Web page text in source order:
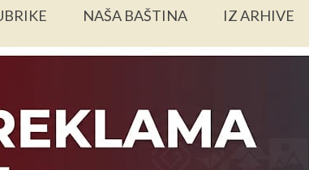
NAŠA BAŠTINA IZ ARHIVE